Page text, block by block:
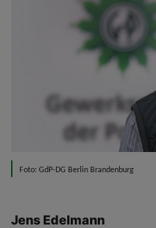
Foto: GdP-DG Berlin Brandenburg
Jens Edelmann